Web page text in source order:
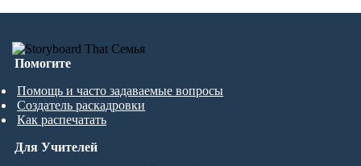
Помогите
Помощь и часто задаваемые вопросы
Создатель раскадровки
Как распечатать
Для Учителей